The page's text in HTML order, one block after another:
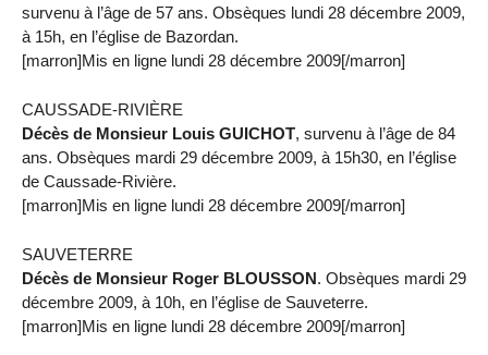
survenu à l’âge de 57 ans. Obsèques lundi 28 décembre 2009,
à 15h, en l’église de Bazordan.
[marron]Mis en ligne lundi 28 décembre 2009[/marron]
CAUSSADE-RIVIÈRE
Décès de Monsieur Louis GUICHOT, survenu à l’âge de 84
ans. Obsèques mardi 29 décembre 2009, à 15h30, en l’église
de Caussade-Rivière.
[marron]Mis en ligne lundi 28 décembre 2009[/marron]
SAUVETERRE
Décès de Monsieur Roger BLOUSSON. Obsèques mardi 29
décembre 2009, à 10h, en l’église de Sauveterre.
[marron]Mis en ligne lundi 28 décembre 2009[/marron]